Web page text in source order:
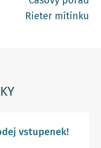
Rieter mítinku
vstupenek!